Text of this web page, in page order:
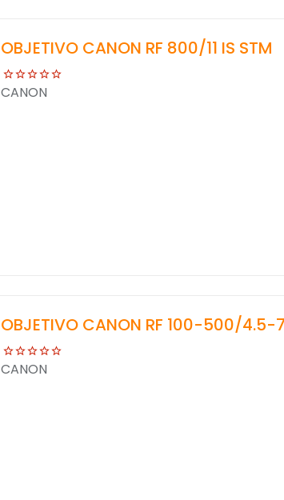
OBJETIVO CANON RF 800/11 IS STM
CANON
OBJETIVO CANON RF 100-500/4.5-
CANON